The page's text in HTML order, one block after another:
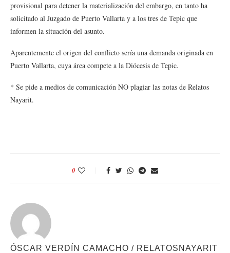
provisional para detener la materialización del embargo, en tanto ha
solicitado al Juzgado de Puerto Vallarta y a los tres de Tepic que
informen la situación del asunto.
Aparentemente el origen del conflicto sería una demanda originada en
Puerto Vallarta, cuya área compete a la Diócesis de Tepic.
* Se pide a medios de comunicación NO plagiar las notas de Relatos
Nayarit.
0
ÓSCAR VERDÍN CAMACHO / RELATOSNAYARIT